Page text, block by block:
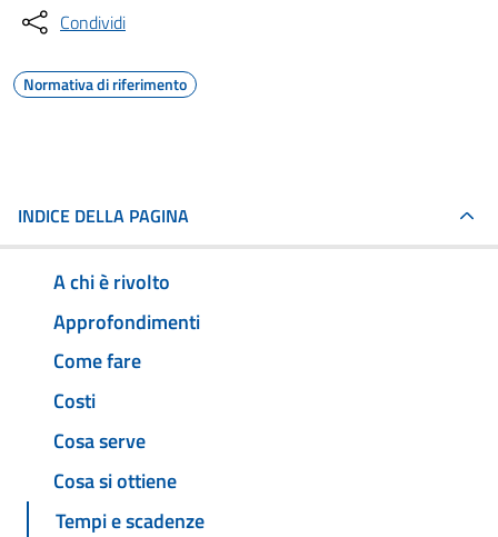
Condividi
Normativa di riferimento
INDICE DELLA PAGINA
A chi è rivolto
Approfondimenti
Come fare
Costi
Cosa serve
Cosa si ottiene
Tempi e scadenze